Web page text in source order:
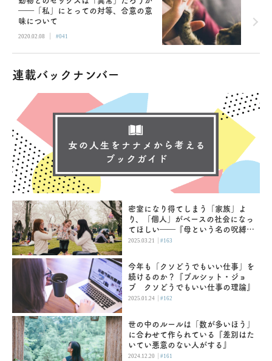
――「私」にとっての対等、合意の意
味について
2020.02.08 | #041
連載バックナンバー
密室になり得てしまう「家族」よ
り、「個人」がベースの社会になっ
てほしい――『母という名の呪縛
娘という牢獄』
2025.03.21 |#163
今年も「クソどうでもいい仕事」を
続けるのか？『ブルシット・ジョ
ブ クソどうでもいい仕事の理論』
2025.01.24 |#162
世の中のルールは「数が多いほう」
に合わせて作られている『差別はた
いてい悪意のない人がする』
2024.12.20 |#161